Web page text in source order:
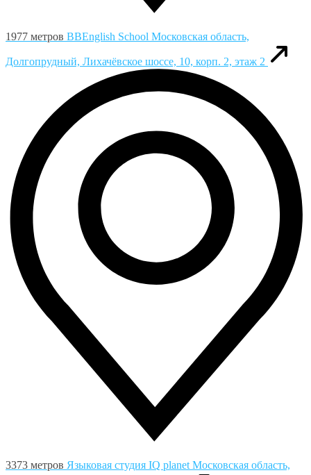
1977 метров BBEnglish School Московская область,
Долгопрудный, Лихачёвское шоссе, 10, корп. 2, этаж 2
3373 метров Языковая студия IQ planet Московская область,